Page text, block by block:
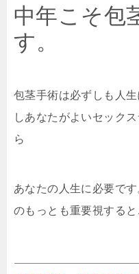
中年こそ包
す。
包茎手術は必ずしも人
しあなたがよいセック
ら
あなたの人生に必要で
のもっとも重要視すると